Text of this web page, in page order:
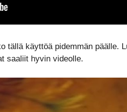
tällä käyttöä pidemmän päälle.
saaliit hyvin videolle.